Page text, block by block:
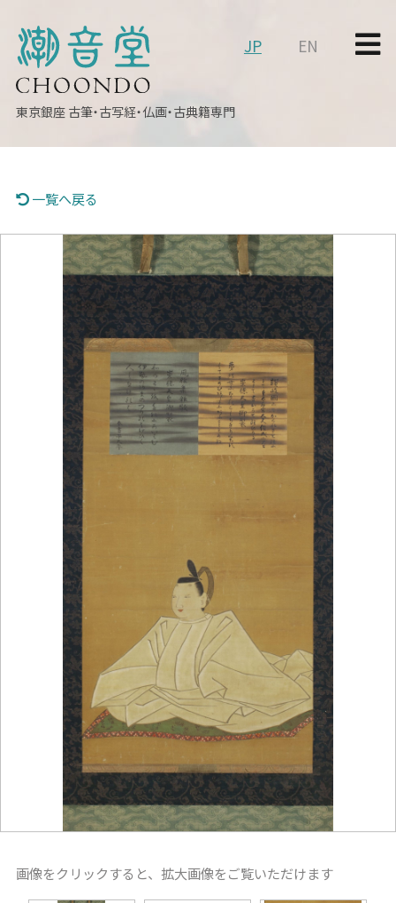
東京銀座 古筆・古写経・仏画・古典籍専門
JP EN
一覧へ戻る
画像をクリックすると、拡大画像をご覧いただけます